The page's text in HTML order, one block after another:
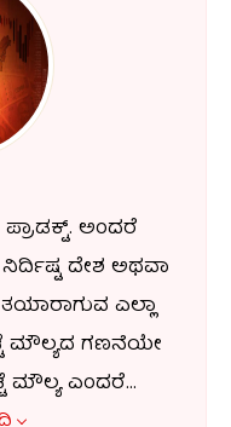
ಅಂದರೆ
ದೇಶ ಅಥವಾ
ಎಲ್ಲಾ
ಮೌಲ್ಯದ ಗಣನೆಯೇ
ಮೌಲ್ಯ ಎಂದರೆ